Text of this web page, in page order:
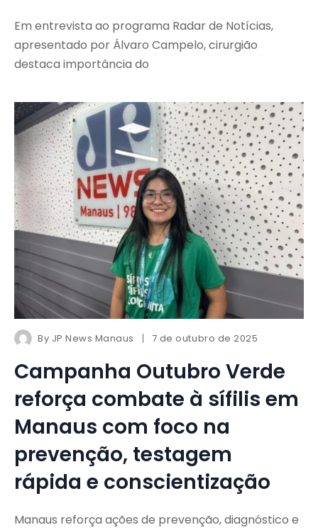
Em entrevista ao programa Radar de Notícias,
apresentado por Álvaro Campelo, cirurgião
destaca importância do
By JP News Manaus 7 de outubro de 2025
Campanha Outubro Verde
reforça combate à sífilis em
Manaus com foco na
prevenção, testagem
rápida e conscientização
Manaus reforça ações de prevenção, diagnóstico e